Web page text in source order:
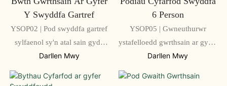
Y Swyddfa Gartref
YSOP02 | Pod swyddfa gartref
sylfaenol sy'n atal sain gyda
dolen gloiadwy
Darllen Mwy
6 Person
YSOP05 | Gwneuthurwr
ystafelloedd gwrthsain ar gyfer
cyfarfodydd aml-berson wedi'u
Darllen Mwy